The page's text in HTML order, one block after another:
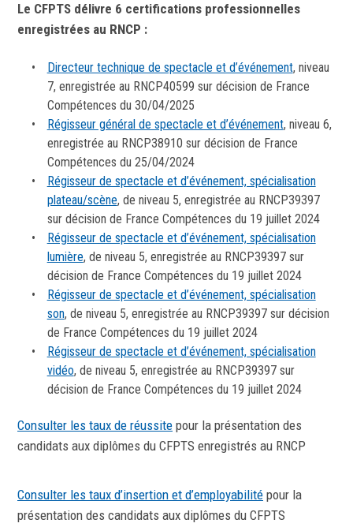
Le CFPTS délivre 6 certifications professionnelles
enregistrées au RNCP :
Directeur technique de spectacle et d’événement, niveau
7, enregistrée au RNCP40599 sur décision de France
Compétences du 30/04/2025
Régisseur général de spectacle et d’événement, niveau 6,
enregistrée au RNCP38910 sur décision de France
Compétences du 25/04/2024
Régisseur de spectacle et d’événement, spécialisation
plateau/scène, de niveau 5, enregistrée au RNCP39397
sur décision de France Compétences du 19 juillet 2024
Régisseur de spectacle et d’événement, spécialisation
lumière, de niveau 5, enregistrée au RNCP39397 sur
décision de France Compétences du 19 juillet 2024
Régisseur de spectacle et d’événement, spécialisation
son, de niveau 5, enregistrée au RNCP39397 sur décision
de France Compétences du 19 juillet 2024
Régisseur de spectacle et d’événement, spécialisation
vidéo, de niveau 5, enregistrée au RNCP39397 sur
décision de France Compétences du 19 juillet 2024
Consulter les taux de réussite pour la présentation des
candidats aux diplômes du CFPTS enregistrés au RNCP
Consulter les taux d’insertion et d’employabilité pour la
présentation des candidats aux diplômes du CFPTS